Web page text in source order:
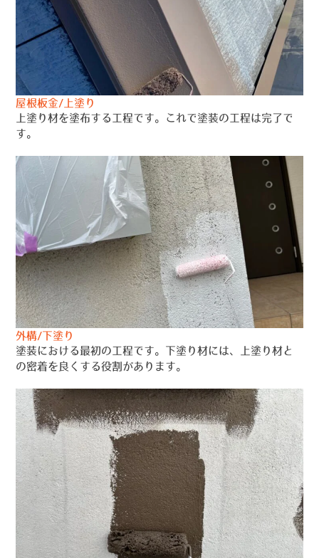
屋根板金/上塗り
上塗り材を塗布する工程です。これで塗装の工程は完了で
す。
外構/下塗り
塗装における最初の工程です。下塗り材には、上塗り材と
の密着を良くする役割があります。